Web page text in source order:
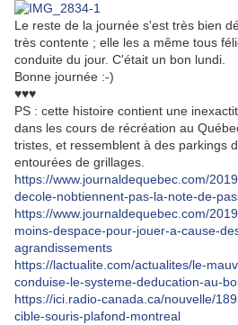
Le reste de la journée s'est très bien
très contente ; elle les a même tous
conduite du jour. C'était un bon lundi.
Bonne journée :-)
♥♥♥
PS : cette histoire contient une
dans les cours de récréation au
tristes, et ressemblent à des parkings
entourées de grillages.
https://www.journaldequebec.com/
decole-nobtiennent-pas-la-note-de-
https://www.journaldequebec.com/
moins-despace-pour-jouer-a-cause-
agrandissements
https://lactualite.com/actualites/le-
conduise-le-systeme-deducation-au-
https://ici.radio-canada.ca/nouvelle/
cible-souris-plafond-montreal